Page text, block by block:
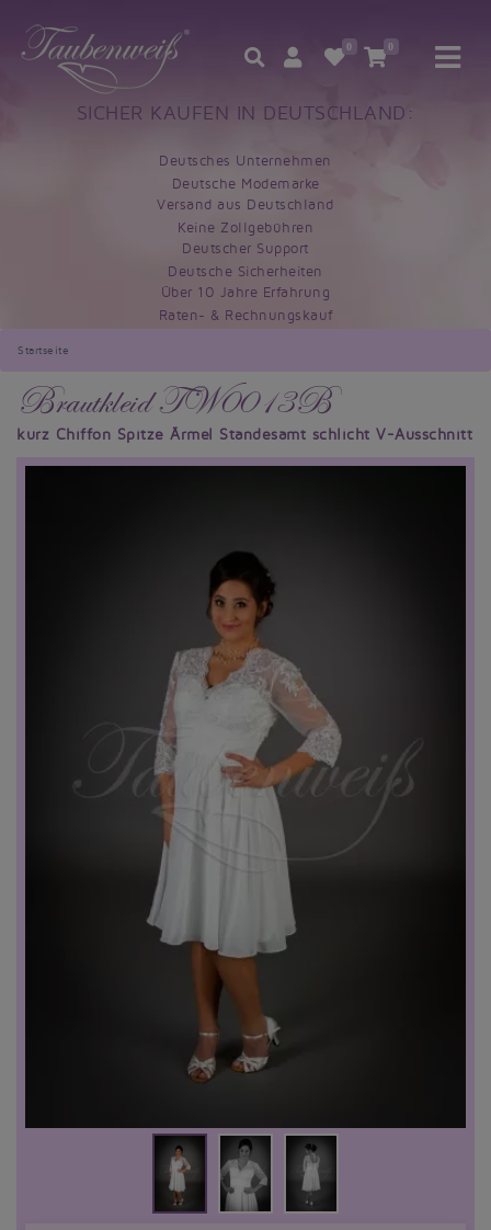
0 0
SICHER KAUFEN IN DEUTSCHLAND:
Deutsches Unternehmen
Deutsche Modemarke
Versand aus Deutschland
Keine Zollgebühren
Deutscher Support
Deutsche Sicherheiten
Über 10 Jahre Erfahrung
Raten- & Rechnungskauf
Startseite
Brautkleid TW0013B
kurz Chiffon Spitze Ärmel Standesamt schlicht V-Ausschnitt